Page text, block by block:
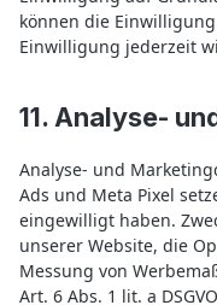
können die
Einwilligung jederzeit
11. Analyse-
Analyse- und
Ads und Meta Pixel
eingewilligt haben.
unserer Website, die
Messung von
Art. 6 Abs. 1 lit. a